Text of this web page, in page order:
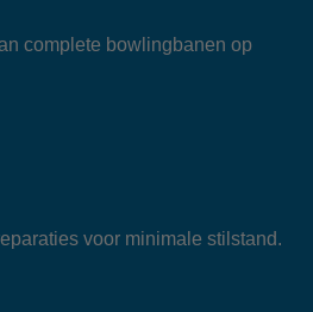
complete bowlingbanen op
voor minimale stilstand.